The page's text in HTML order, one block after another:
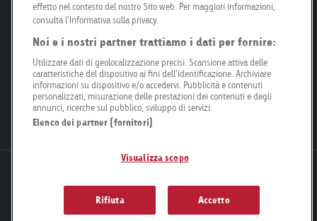
6331 Hünenberg
info@goldbachneo.com
+41 58 455 50 00
Directions
Condizioni generali
Impostazioni dei cookie
effetto nel contesto del nostro Sito web. Per maggiori informazioni,
consulta l'Informativa sulla privacy.
Noi e i nostri partner trattiamo i dati per fornire:
Utilizzare dati di geolocalizzazione precisi. Scansione attiva delle
caratteristiche del dispositivo ai fini dell’identificazione. Archiviare
informazioni su dispositivo e/o accedervi. Pubblicità e contenuti
personalizzati, misurazione delle prestazioni dei contenuti e degli
annunci, ricerche sul pubblico, sviluppo di servizi.
Elenco dei partner (fornitori)
Visualizza scopo
Rifiuta Accetto